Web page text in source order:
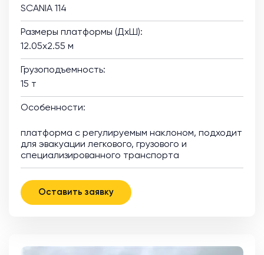
SCANIA 114
Размеры платформы (ДхШ):
12.05х2.55 м
Грузоподъемность:
15 т
Особенности:
платформа с регулируемым наклоном, подходит
для эвакуации легкового, грузового и
специализированного транспорта
Оставить заявку